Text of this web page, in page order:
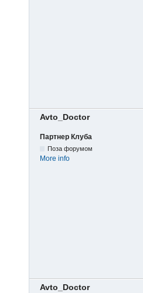
Avto_Doctor
Партнер Клуба
Поза форумом
More info
Avto_Doctor